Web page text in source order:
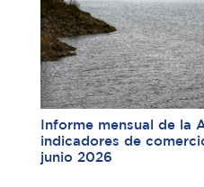
Informe mensual de la
indicadores de
junio 2026